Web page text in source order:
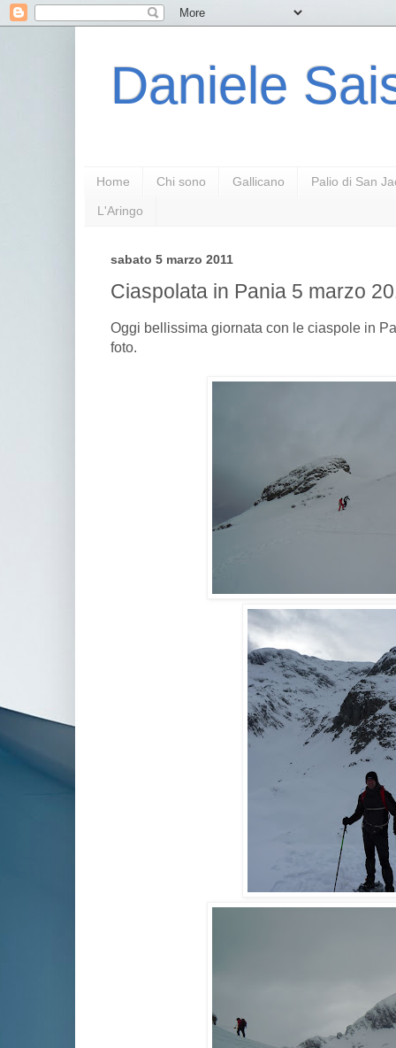
Daniele
Home Chi sono Gallicano Palio di San
L'Aringo
sabato 5 marzo 2011
Ciaspolata in Pania 5 marzo
Oggi bellissima giornata con le ciaspole in
foto.